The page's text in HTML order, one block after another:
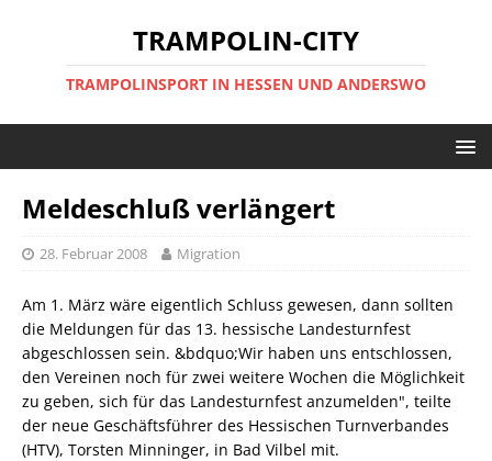
TRAMPOLIN-CITY
TRAMPOLINSPORT IN HESSEN UND ANDERSWO
Meldeschluß verlängert
28. Februar 2008 Migration
Am 1. März wäre eigentlich Schluss gewesen, dann sollten
die Meldungen für das 13. hessische Landesturnfest
abgeschlossen sein. &bdquo;Wir haben uns entschlossen,
den Vereinen noch für zwei weitere Wochen die Möglichkeit
zu geben, sich für das Landesturnfest anzumelden", teilte
der neue Geschäftsführer des Hessischen Turnverbandes
(HTV), Torsten Minninger, in Bad Vilbel mit.